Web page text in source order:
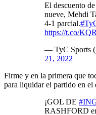
El descuento
nueve, Mehdi
4-1 parcial.
https://t.co/
— TyC Sports
21, 2022
Firme y en la primera que
para liquidar el partido en el
¡GOL DE
RASHFORD